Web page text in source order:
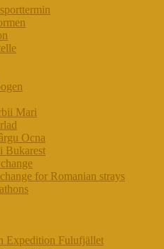
Mari
Ocna
Bukarest
for Romanian strays
Expedition Fulufjället